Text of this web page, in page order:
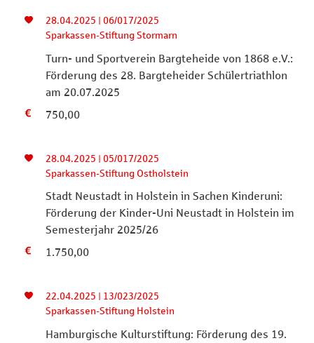
28.04.2025 | 06/017/2025
Sparkassen-Stiftung Stormarn
Turn- und Sportverein Bargteheide von 1868 e.V.:
Förderung des 28. Bargteheider Schülertriathlon
am 20.07.2025
750,00
28.04.2025 | 05/017/2025
Sparkassen-Stiftung Ostholstein
Stadt Neustadt in Holstein in Sachen Kinderuni:
Förderung der Kinder-Uni Neustadt in Holstein im
Semesterjahr 2025/26
1.750,00
22.04.2025 | 13/023/2025
Sparkassen-Stiftung Holstein
Hamburgische Kulturstiftung: Förderung des 19.